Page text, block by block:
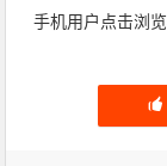
手机用户点击浏